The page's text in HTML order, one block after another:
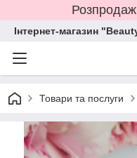
Інтернет-магазин
Товари та послуги